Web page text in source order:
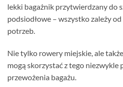
lekki bagażnik przytwierdzany do
podsiodłowe – wszystko zależy
potrzeb.
Nie tylko rowery miejskie, ale
mogą skorzystać z tego niezwykle
przewożenia bagażu.